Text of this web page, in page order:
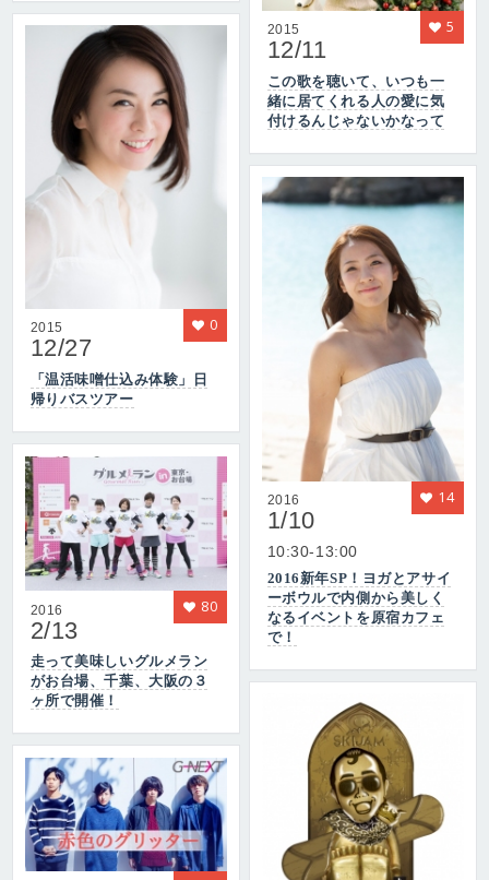
2015
12/27
「温活味噌仕込み体験」日
帰りバスツアー
0
2016
2/13
走って美味しいグルメラン
がお台場、千葉、大阪の３
ヶ所で開催！
80
2015
12/11
この歌を聴いて、いつも一
緒に居てくれる人の愛に気
付けるんじゃないかなって
5
2016
1/10
10:30-13:00
2016新年SP！ヨガとアサイ
ーボウルで内側から美しく
なるイベントを原宿カフェ
で！
14